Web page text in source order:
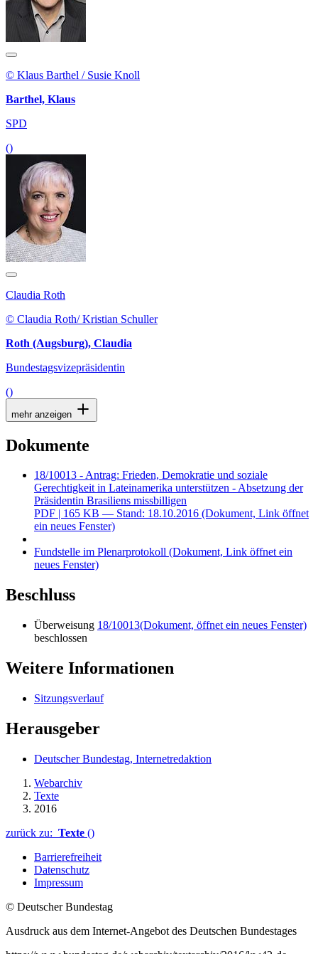
© Klaus Barthel / Susie Knoll
Barthel, Klaus
SPD
()
Claudia Roth
© Claudia Roth/ Kristian Schuller
Roth (Augsburg), Claudia
Bundestagsvizepräsidentin
()
mehr anzeigen
Dokumente
18/10013 - Antrag: Frieden, Demokratie und soziale
Gerechtigkeit in Lateinamerika unterstützen - Absetzung der
Präsidentin Brasiliens missbilligen
PDF | 165 KB — Stand: 18.10.2016 (Dokument, Link öffnet
ein neues Fenster)
Fundstelle im Plenarprotokoll (Dokument, Link öffnet ein
neues Fenster)
Beschluss
Überweisung 18/10013(Dokument, öffnet ein neues Fenster)
beschlossen
Weitere Informationen
Sitzungsverlauf
Herausgeber
Deutscher Bundestag, Internetredaktion
Webarchiv
Texte
2016
zurück zu: Texte ()
Barrierefreiheit
Datenschutz
Impressum
© Deutscher Bundestag
Ausdruck aus dem Internet-Angebot des Deutschen Bundestages